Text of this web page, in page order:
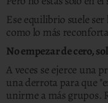
Ese equilibrio suele
como lo más
No empezar de cero,
A veces se ejerce una
una derrota para que
unirme a más grupos.